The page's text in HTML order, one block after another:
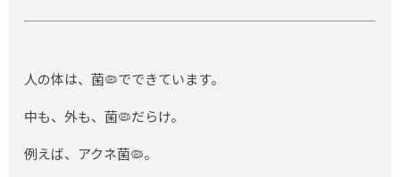
人の体は、菌🦠でできています。
中も、外も、菌🦠だらけ。
例えば、アクネ菌🦠。